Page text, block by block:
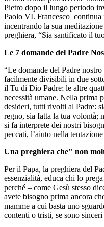
Pietro dopo il lungo periodo
Paolo VI. Francesco continua
incentrando la sua
preghiera, “Sia santificato il
Le 7 domande del Padre
“Le domande del Padre
facilmente divisibili in due
il Tu di Dio Padre; le altre
necessità umane. Nella prima
desideri, tutti rivolti al Padre:
regno, sia fatta la tua volontà;
si fa interprete dei nostri
peccati, l’aiuto nella
Una preghiera che" non
Per il Papa, la preghiera del
essenzialità, educa chi lo
perché – come Gesù stesso
avete bisogno prima ancora
mamme a cui basta uno
contenti o tristi, se sono